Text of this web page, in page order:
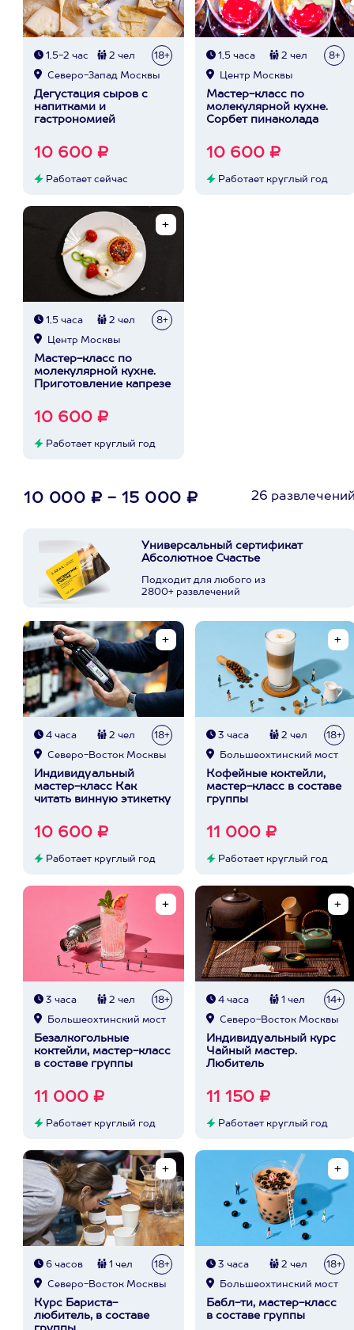
1,5-2 час 2 чел 18+
Северо-Запад Москвы
Дегустация сыров с
напитками и
гастрономией
10 600 ₽
Работает сейчас
1,5 часа 2 чел 8+
Центр Москвы
Мастер-класс по
молекулярной кухне.
Сорбет пинаколада
10 600 ₽
Работает круглый год
1,5 часа 2 чел 8+
Центр Москвы
Мастер-класс по
молекулярной кухне.
Приготовление капрезе
10 600 ₽
Работает круглый год
10 000 ₽ - 15 000 ₽ 26
Универсальный сертификат
Абсолютное Счастье
Подходит для любого из
2800+ развлечений
4 часа 2 чел 18+
Северо-Восток Москвы
Индивидуальный
мастер-класс Как
читать винную этикетку
10 600 ₽
Работает круглый год
3 часа 2 чел 18+
Большеохтинский мост
Кофейные коктейли,
мастер-класс в составе
группы
11 000 ₽
Работает круглый год
3 часа 2 чел 18+
Большеохтинский мост
Безалкогольные
коктейли, мастер-класс
в составе группы
11 000 ₽
Работает круглый год
4 часа 1 чел 14+
Северо-Восток Москвы
Индивидуальный курс
Чайный мастер.
Любитель
11 150 ₽
Работает круглый год
6 часов 1 чел 18+
Северо-Восток Москвы
Курс Бариста-
любитель, в составе
3 часа 2 чел 18+
Большеохтинский мост
Бабл-ти, мастер-класс
в составе группы